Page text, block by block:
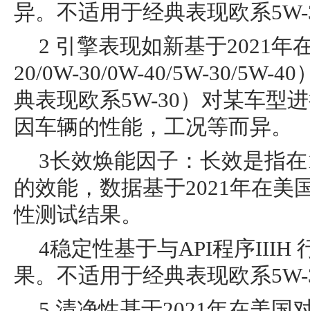
异。不适用于经典表现欧系
2 引擎表现如新基于2021年
20/0W-30/0W-40/5W-30/5W-
典表现欧系5W-30）对某车型
因车辆的性能，工况等而异。
3长效焕能因子：长效是指
的效能，数据基于2021年在美
性测试结果。
4稳定性基于与API程序IIIH
果。不适用于经典表现欧系